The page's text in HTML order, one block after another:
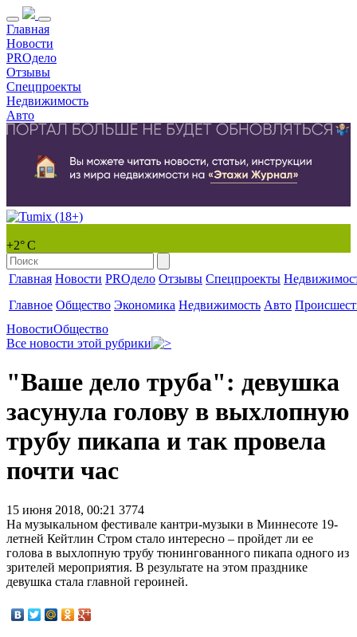
Главная
Новости
PROдело
Отзывы
Спецпроекты
Недвижимость
Авто
+2° С
Главная Новости PROдело Отзывы Спецпроекты
Главное Общество Экономика Недвижимость Авто
НовостиОбщество
Все новости этой рубрики
"Ваше дело труба": девушка
засунула голову в выхлопную
трубу пикапа и так провела
почти час
15 июня 2018, 00:21 3774
На музыкальном фестивале кантри-музыки в Миннесоте 19-
летней Кейтлин Стром стало интересно – пройдет ли ее
голова в выхлопную трубу тюнингованного пикапа одного из
зрителей мероприятия. В результате на этом празднике
девушка стала главной героиней.